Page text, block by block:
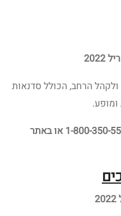
ולקהל הרחב, הכולל סדנאות
ב"קו ליער" בטלפון: 1-800-350-550 או באתר